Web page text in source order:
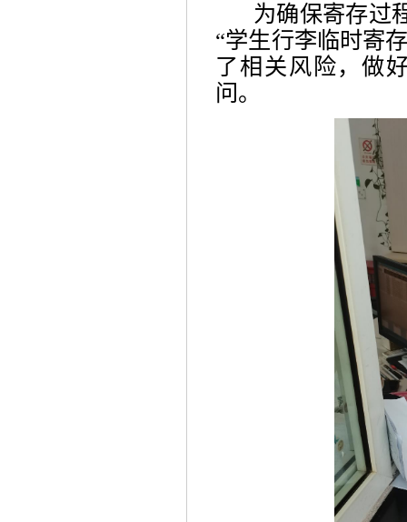
为确保寄存过
“学生行李临时寄
了相关风险，做
问。